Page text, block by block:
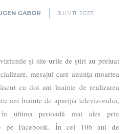
GABOR JULY 11, 2023
și site-urile de știri au preluat
mesajul care anunța moartea
cu doi ani înainte de realizarea
ani înainte de apariția televizorului,
ultima perioadă mai ales prin
pe Facebook. În cei 106 ani de